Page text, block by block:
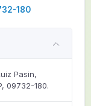
180
Pasin,
09732-180.